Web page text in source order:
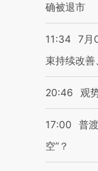
确被退市
11:34 7月
束持续改
20:46 观
17:00
普
空”？